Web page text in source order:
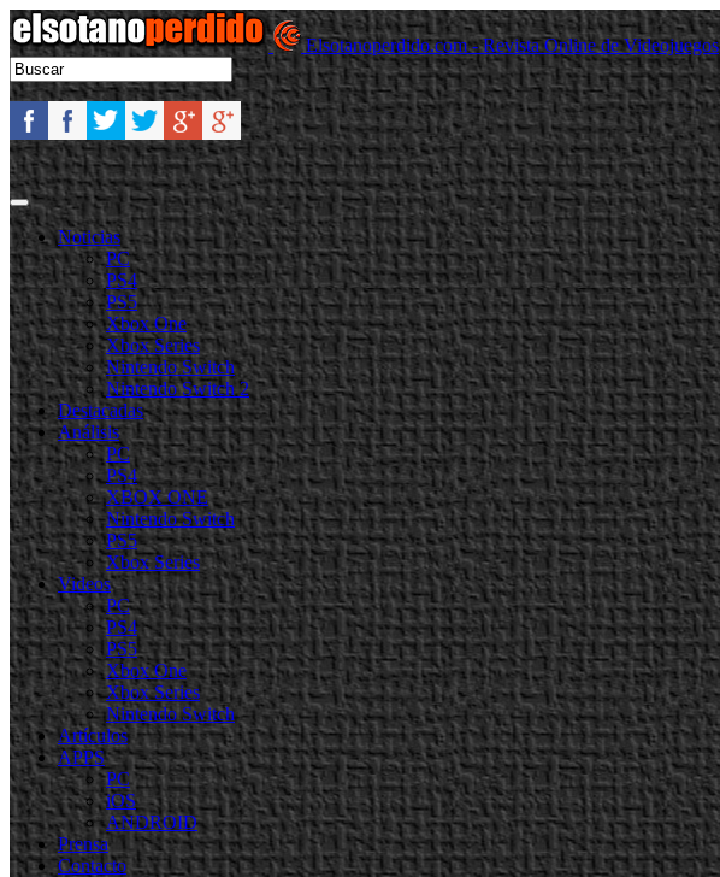
Elsotanoperdido.com - Revista Online de Videojuegos
Noticias
PC
PS4
PS5
Xbox One
Xbox Series
Nintendo Switch
Nintendo Switch 2
Destacadas
Análisis
PC
PS4
XBOX ONE
Nintendo Switch
PS5
Xbox Series
Videos
PC
PS4
PS5
Xbox One
Xbox Series
Nintendo Switch
Artículos
APPS
PC
iOS
ANDROID
Prensa
Contacto